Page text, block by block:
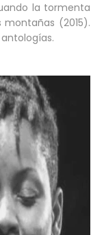
la tormenta
montañas (2015).